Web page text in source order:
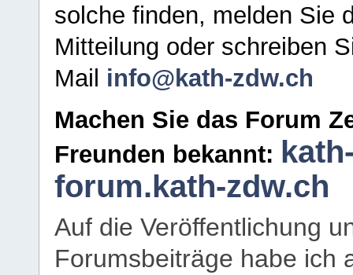
solche finden, melden Sie
Mitteilung oder schreiben
Mail info@kath-zdw.ch
Machen Sie das Forum
Freunden bekannt:
forum.kath-zdw.ch
Auf die Veröffentlichung
Forumsbeiträge habe ich